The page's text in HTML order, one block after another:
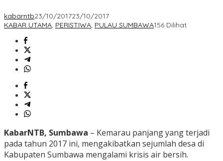
kabarntb23/10/201723/10/2017
KABAR UTAMA, PERISTIWA, PULAU SUMBAWA156 Dilihat
KabarNTB, Sumbawa – Kemarau panjang yang terjadi
pada tahun 2017 ini, mengakibatkan sejumlah desa di
Kabupaten Sumbawa mengalami krisis air bersih.